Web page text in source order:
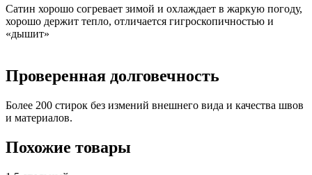
Сатин хорошо согревает зимой и охлаждает в жаркую погоду,
хорошо держит тепло, отличается гигроскопичностью и
«дышит»
Проверенная долговечность
Более 200 стирок без измений внешнего вида и качества швов
и материалов.
Похожие товары